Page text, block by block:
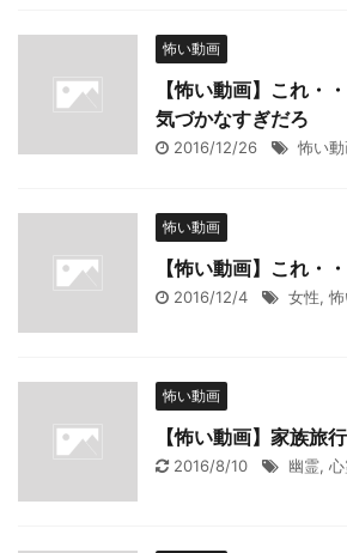
怖い動画
【怖い動画】これ・
気づかなすぎだろ
2016/12/26 怖い
怖い動画
【怖い動画】これ・
2016/12/4 女性,
怖い動画
【怖い動画】家族旅行
2016/8/10 幽霊,